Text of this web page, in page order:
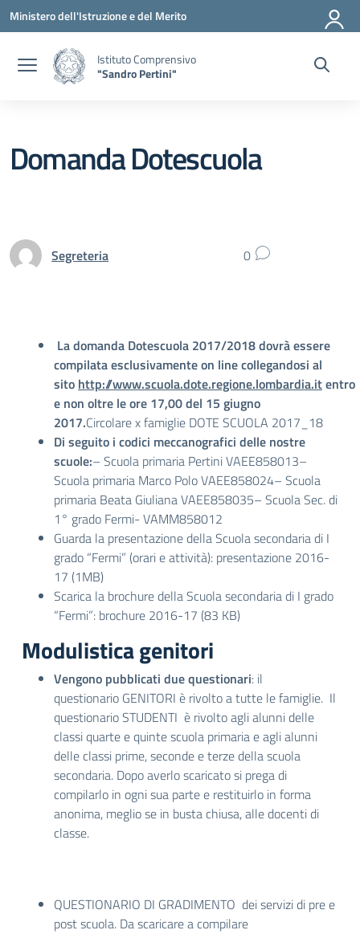
Vai ai contenuti
Vai al menu di navigazione
Vai al footer
Ministero dell'Istruzione e del Merito
Istituto Comprensivo
"Sandro Pertini"
Domanda Dotescuola
Segreteria 0
La domanda Dotescuola 2017/2018 dovrà essere
compilata esclusivamente on line collegandosi al
sito http://www.scuola.dote.regione.lombardia.itentro
e non oltre le ore 17,00 del 15 giugno
2017.Circolare x famiglie DOTE SCUOLA 2017_18
Di seguito i codici meccanografici delle nostre
scuole:– Scuola primaria Pertini VAEE858013–
Scuola primaria Marco Polo VAEE858024– Scuola
primaria Beata Giuliana VAEE858035– Scuola Sec. di
1° grado Fermi- VAMM858012
Guarda la presentazione della Scuola secondaria di I
grado “Fermi” (orari e attività): presentazione 2016-
17 (1MB)
Scarica la brochure della Scuola secondaria di I grado
“Fermi”: brochure 2016-17 (83 KB)
Modulistica genitori
Vengono pubblicati due questionari: il
questionario GENITORI è rivolto a tutte le famiglie. Il
questionario STUDENTI è rivolto agli alunni delle
classi quarte e quinte scuola primaria e agli alunni
delle classi prime, seconde e terze della scuola
secondaria. Dopo averlo scaricato si prega di
compilarlo in ogni sua parte e restituirlo in forma
anonima, meglio se in busta chiusa, alle docenti di
classe.
QUESTIONARIO DI GRADIMENTO dei servizi di pre e
post scuola. Da scaricare a compilare